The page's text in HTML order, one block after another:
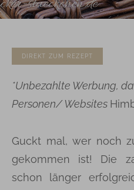
DIREKT ZUM REZEPT
*Unbezahlte Werbung,
Personen/ Websites
Guckt mal, wer noch
gekommen ist! Die
schon länger